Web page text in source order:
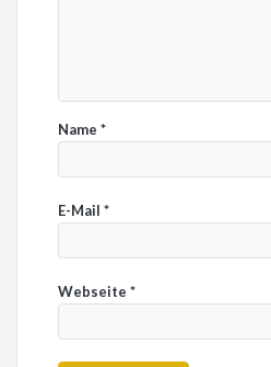
Name*
E-Mail*
Webseite*